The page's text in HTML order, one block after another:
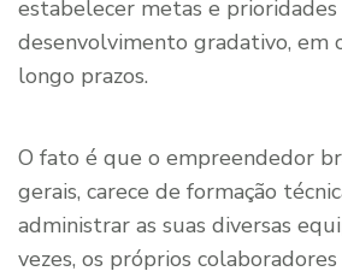
estabelecer metas e prioridades
desenvolvimento gradativo, em
longo prazos.
O fato é que o empreendedor
gerais, carece de formação
administrar as suas diversas
vezes, os próprios colaboradores